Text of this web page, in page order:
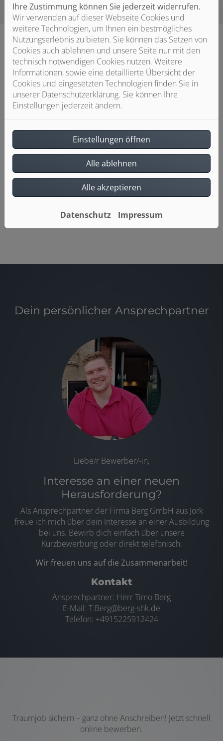
Mit Kopf & Händen arbeiten
Dein persönlicher Ansprechpartner
Liebe/r Bewerber/-in,
Interesse an einer neuen
Herausforderung?
Als Ansprechpartner der Firma Berg GmbH aus Jork
freue ich mich über dein Interesse an einer Ausbildung
bei uns. Bewirb dich einfach über unsere
Kurzbewerbung oder direkt telefonisch.
Wir freuen uns auf die Zusammenarbeit!
Kontakt
Ansprechpartner: Herr Timo Berg
E-Mail: T.Berg@berg-shk.de
Telefon: +4915225912424
Traumjob sichern – ganz ohne Anschreiben! Jetzt schnell
online bewerben.
Ihre Zustimmung können Sie jederzeit widerrufen.
Wir verwenden auf dieser Webseite Cookies und
weitere Technologien, um Ihnen ein bestmögliches
Nutzungserlebnis zu bieten. Sie können das Setzen von
Cookies auch ablehnen und unsere Seite nur mit den
technisch notwendigen Cookies nutzen. Weitere
Informationen, sowie eine detaillierte Übersicht der
Cookies und eingesetzten Technologien finden Sie in
unserer Datenschutzerklärung. Sie können Ihre
Einstellungen jederzeit ändern.
Einstellungen öffnen
Alle ablehnen
Alle akzeptieren
Datenschutz Impressum